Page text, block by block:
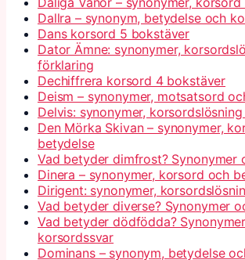
Dallra – synonym, betydelse och
Dans korsord 5 bokstäver
Dator Ämne: synonymer,
förklaring
Dechiffrera korsord 4 bokstäver
Deism – synonymer, motsatsord
Delvis: synonymer,
Den Mörka Skivan – synonymer,
betydelse
Vad betyder dimfrost? Synonymer
Dinera – synonymer, korsord och
Dirigent: synonymer,
Vad betyder diverse? Synonymer
Vad betyder dödfödda?
korsordssvar
Dominans – synonym, betydelse